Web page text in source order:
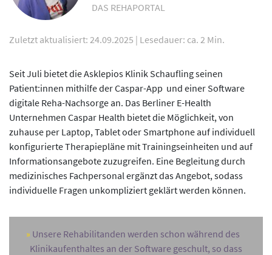
DAS REHAPORTAL
Zuletzt aktualisiert: 24.09.2025 | Lesedauer: ca. 2 Min.
Seit Juli bietet die Asklepios Klinik Schaufling seinen
Patient:innen mithilfe der Caspar-App und einer Software
digitale Reha-Nachsorge an. Das Berliner E-Health
Unternehmen Caspar Health bietet die Möglichkeit, von
zuhause per Laptop, Tablet oder Smartphone auf individuell
konfigurierte Therapiepläne mit Trainingseinheiten und auf
Informationsangebote zuzugreifen. Eine Begleitung durch
medizinisches Fachpersonal ergänzt das Angebot, sodass
individuelle Fragen unkompliziert geklärt werden können.
Unsere Rehabilitanden werden schon während des
Klinikaufenthaltes an der Software geschult, so dass